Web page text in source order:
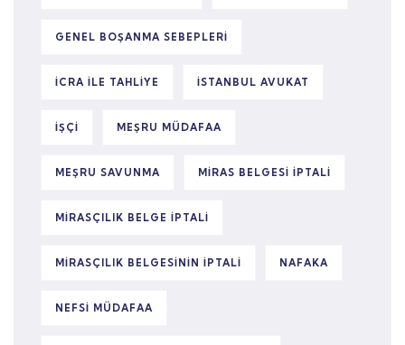
GENEL BOŞANMA SEBEPLERI
ICRA ILE TAHLIYE ISTANBUL AVUKAT
IŞÇI MEŞRU MÜDAFAA
MEŞRU SAVUNMA MIRAS BELGESI IPTALI
MIRASÇILIK BELGE IPTALI
MIRASÇILIK BELGESININ IPTALI NAFAKA
NEFSI MÜDAFAA